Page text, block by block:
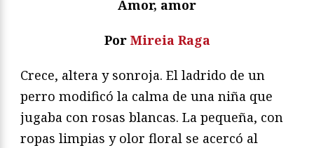
Amor, amor
Por Mireia Raga
Crece, altera y sonroja. El ladrido de un
perro modificó la calma de una niña que
jugaba con rosas blancas. La pequeña, con
ropas limpias y olor floral se acercó al